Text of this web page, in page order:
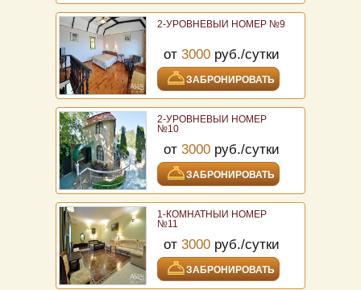
2-УРОВНЕВЫЙ НОМЕР №9
от 3000 руб./сутки
ЗАБРОНИРОВАТЬ
2-УРОВНЕВЫЙ НОМЕР
№10
от 3000 руб./сутки
ЗАБРОНИРОВАТЬ
1-КОМНАТНЫЙ НОМЕР
№11
от 3000 руб./сутки
ЗАБРОНИРОВАТЬ